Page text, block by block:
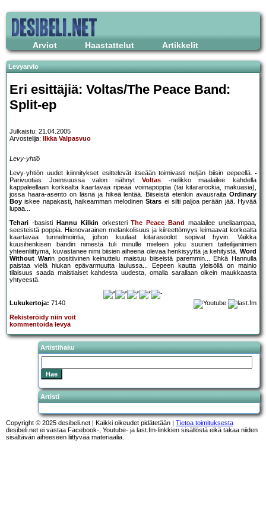
Arviot Haastattelut Artikkelit
Levyarvio
Eri esittäjiä: Voltas/The Peace Band:
Split-ep
Julkaistu: 21.04.2005
Arvostelija:
Ilkka Valpasvuo
Levy-yhtiö
Levy-yhtiön uudet kiinnitykset esittelevät itseään toimivasti neljän biisin eepeellä.
Parivuotias Joensuussa valon nähnytVoltas -nelikko maalailee kahdella
kappaleellaan korkealta kaartavaa ripeää voimapoppia (tai kitararockia, makuasia),
jossa haara-asento on läsnä ja hikeä lentää. Biiseistä etenkin avausraita Ordinary
Boy iskee napakasti, haikeamman melodinenStars ei silti paljoa perään jää. Hyvää
lupaa...
Tehari -basisti Hannu Kilkin orkesteriThe Peace Band
maalailee uneliaampaa,
seesteistä poppia. Hienovarainen melankolisuus ja kiireettömyys leimaavat korkealta
kaartavaa tunnelmointia, johon kuulaat kitarasoolot sopivat hyvin. Vaikka
kuusihenkisen bändin nimestä tuli minulle mieleen joku suurien taiteilijanimien
yhteenliittymä, kuvastanee nimi biisien aiheena olevaa henkisyyttä ja kehitystä. Word
Without Warin positiivinen keinuttelu maistuu biiseistä paremmin... Ehkä Hannulla
paistaa vielä hiukan epävarmuutta laulussa... Eepeen kautta yleisöllä on mainio
tilaisuus saada maistiaiset kahdesta uudesta, omalla sarallaan oikein maukkaasta
yhtyeestä.
Lukukertoja: 7140
Rekisteröidy niin voit
kommentoida levyä
Artistihaku
Artisti
Copyright © 2025 desibeli.net | Kaikki oikeudet pidätetään | Tietoa toimituksesta
desibeli.net ei vastaa Facebook-, Youtube- ja last.fm-linkkien sisällöstä eikä takaa niiden
sisältävän aiheeseen liittyvää materiaalia.